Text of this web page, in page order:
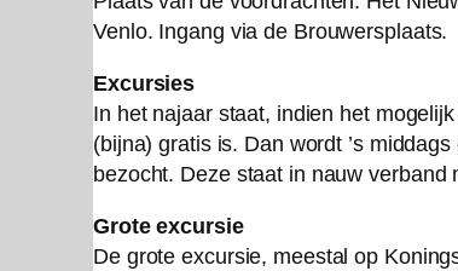
Venlo. Ingang via de Brouwersplaats.
Excursies
In het najaar staat, indien het
(bijna) gratis is. Dan wordt ’s
bezocht. Deze staat in nauw verband
Grote excursie
De grote excursie, meestal op